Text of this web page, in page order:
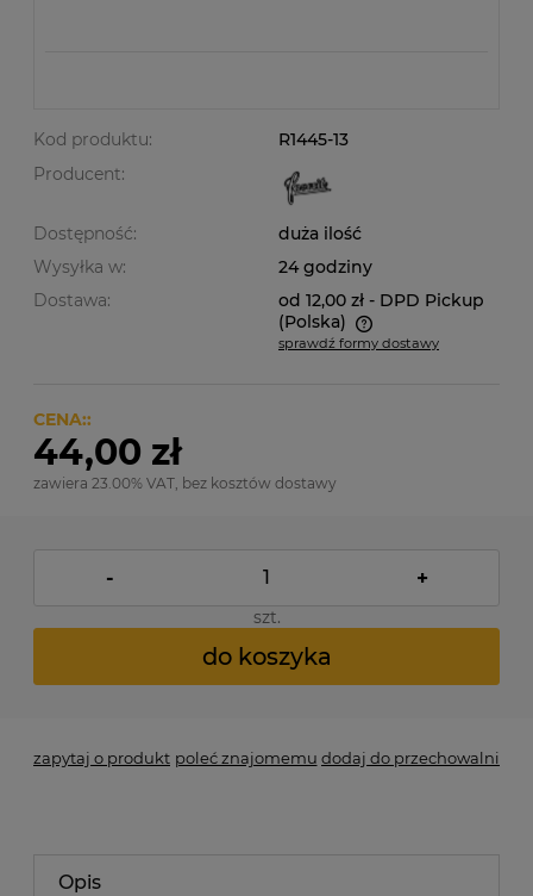
Kod produktu:
R1445-13
Producent:
Dostępność:
duża ilość
Wysyłka w:
24 godziny
Dostawa:
od 12,00 zł - DPD Pickup
(Polska)
Cena nie zawiera ewentualnych kosztów płatności
sprawdź formy dostawy
CENA::
44,00 zł
zawiera 23.00% VAT, bez kosztów dostawy
- +
szt.
do koszyka
zapytaj o produkt poleć znajomemu dodaj do przechowalni
Opis